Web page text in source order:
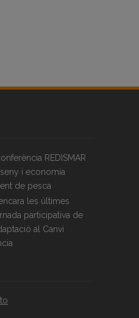
REDISMAR
i economia
de pesca
les últimes
participativa de
al Canvi